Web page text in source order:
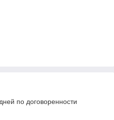
по договоренности